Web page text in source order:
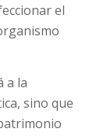
el
a la
sino que